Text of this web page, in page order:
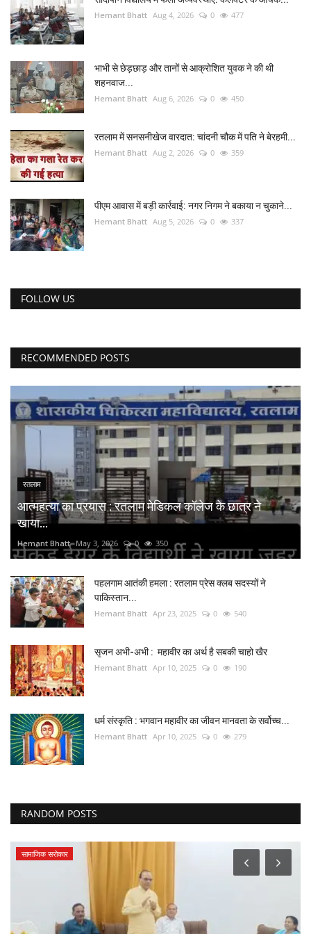
Hemant Bhatt Aug 4, 2026 0 477
भाभी से छेड़छाड़ और तानों से आक्रोशित युवक ने की थी
शहनवाज...
Hemant Bhatt Aug 6, 2026 0 450
रतलाम में सनसनीखेज वारदात: चांदनी चौक में पति ने बेरहमी...
Hemant Bhatt Aug 2, 2026 0 359
पीएम आवास में बड़ी कार्रवाई: नगर निगम ने बकाया न चुकाने...
Hemant Bhatt Aug 5, 2026 0 337
FOLLOW US
RECOMMENDED POSTS
रतलाम
आत्महत्या का प्रयास : रतलाम मेडिकल कॉलेज के छात्र ने
खाया...
Hemant Bhatt May 3, 2026 0 350
पहलगाम आतंकी हमला : रतलाम प्रेस क्लब सदस्यों ने
पाकिस्तान...
Hemant Bhatt Apr 23, 2025 0 540
सृजन अभी-अभी : महावीर का अर्थ है सबकी चाहो खैर
Hemant Bhatt Apr 10, 2025 0 190
धर्म संस्कृति : भगवान महावीर का जीवन मानवता के सर्वोच्च...
Hemant Bhatt Apr 10, 2025 0 279
RANDOM POSTS
धर्म-संस्कृति